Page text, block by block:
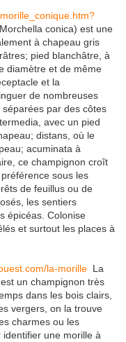
conica) est une
à chapeau gris
pied blanchâtre, à
diamètre et de même
et la
de nombreuses
par des côtes
avec un pied
distans, où le
acuminata à
ce champignon croît
sous les
de feuillus ou de
les sentiers
épicéas. Colonise
et surtout les places à
la-morille La
un champignon très
dans les bois clairs,
vergers, on la trouve
charmes ou les
une morille à